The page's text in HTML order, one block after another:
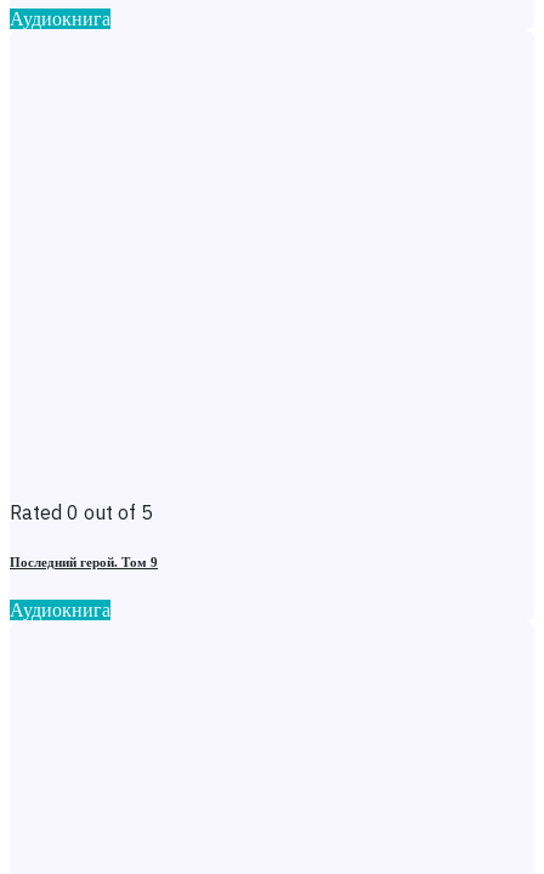
Аудиокнига
Rated 0 out of 5
Последний герой. Том 9
Аудиокнига